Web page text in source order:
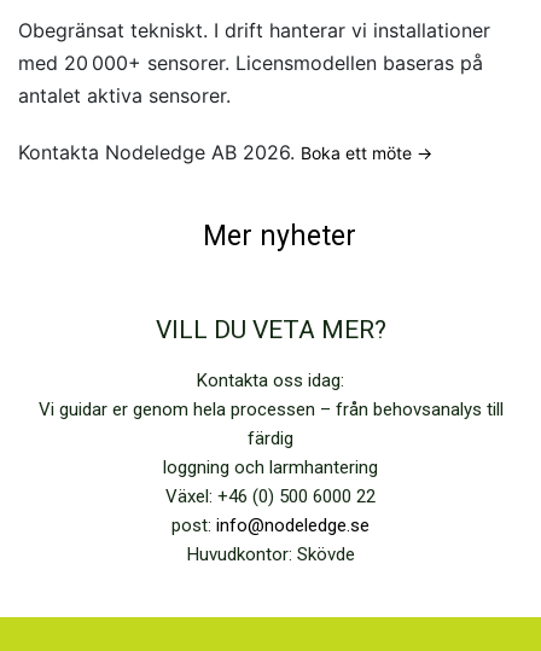
Obegränsat tekniskt. I drift hanterar vi installationer
med 20 000+ sensorer. Licensmodellen baseras på
antalet aktiva sensorer.
Kontakta Nodeledge AB 2026. Boka ett möte →
Mer nyheter
VILL DU VETA MER?
Kontakta oss idag:
Vi guidar er genom hela processen – från behovsanalys till
färdig
loggning och larmhantering
Växel: +46 (0) 500 6000 22
post: info@nodeledge.se
Huvudkontor: Skövde